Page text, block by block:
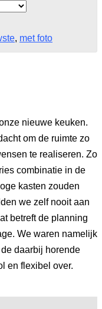
, met foto
nieuwe keuken.
om de ruimte zo
te realiseren. Zo
combinatie in de
kasten zouden
we zelf nooit aan
betreft de planning
We waren namelijk
daarbij horende
en flexibel over.